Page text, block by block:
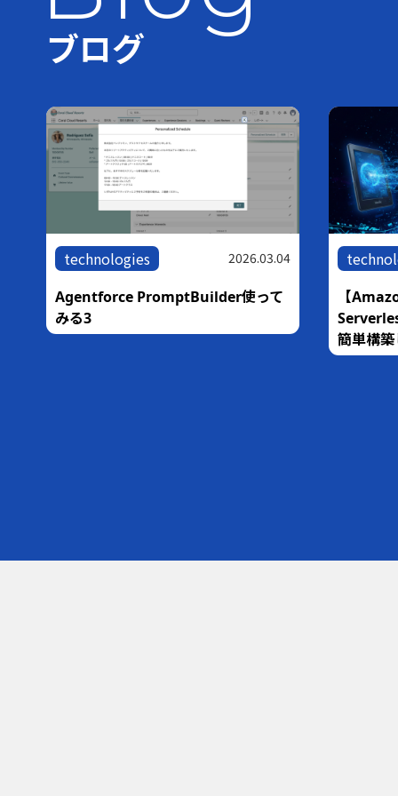
ブログ
technologies 2026.03.04
Agentforce PromptBuilder使って
みる3
【
簡単構